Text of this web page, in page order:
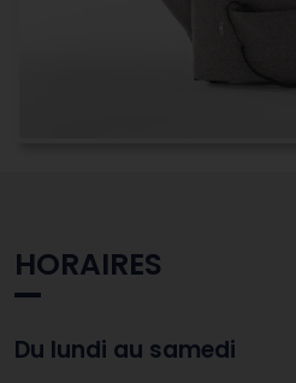
HORAIRES
Du lundi au samedi